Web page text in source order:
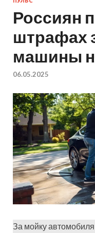
Россиян
штрафах
машины
06.05.2025
За мойку